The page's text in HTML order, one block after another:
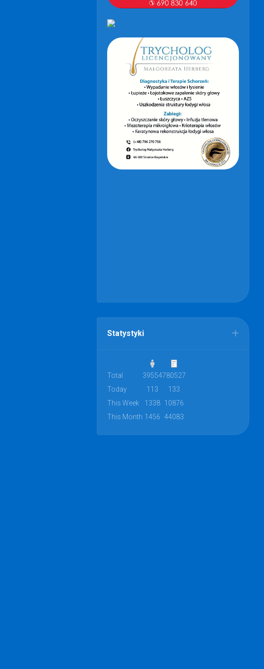
Statystyki
Total 39554780527
Today
113
133
This Week
1338 10876
This Month 1456 44083